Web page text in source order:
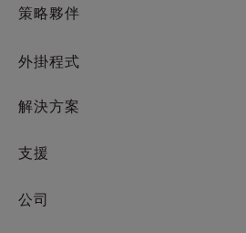
適用於WordPress的UltraStack ONE
VPS主機
裸機伺服器
企業託管解決方案
RamNode
策略夥伴
OpenMetal 雲 IaaS
外掛程式
功能變數名稱
專業郵箱
解決方案
cPanel 好客
支援
在線聊天
公司